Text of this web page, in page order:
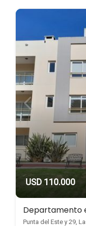
USD 110.000
Punta del Este y 29,